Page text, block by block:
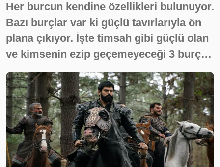
Her burcun kendine özellikleri bulunuyor.
Bazı burçlar var ki güçlü tavırlarıyla ön
plana çıkıyor. İşte timsah gibi güçlü olan
ve kimsenin ezip geçemeyeceği 3 burç…